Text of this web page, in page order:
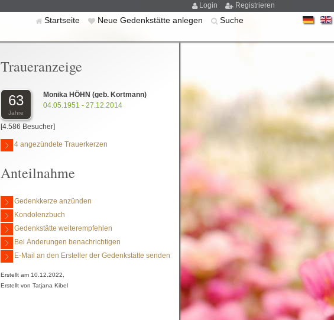
Login Registrieren
Startseite Neue Gedenkstätte anlegen Suche
Traueranzeige
63
Jahre
Monika HÖHN (geb. Kortmann)
04.05.1951 - 27.12.2014
[4.586 Besucher]
4 angezündete Trauerkerzen
Anteilnahme
Gedenkkerze anzünden
Kondolenzbuch
Gedenkstätte weiterempfehlen
Bei Änderungen benachrichtigen
E-Mail an den Ersteller der Gedenkstätte senden
Erstellt am 10.12.2022,
Erstellt von Tatjana Kibel